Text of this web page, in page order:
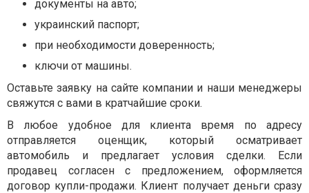
документы на авто;
украинский паспорт;
при необходимости доверенность;
ключи от машины.
Оставьте заявку на сайте компании и наши менеджеры
свяжутся с вами в кратчайшие сроки.
В любое удобное для клиента время по адресу
отправляется оценщик, который осматривает
автомобиль и предлагает условия сделки. Если
продавец согласен с предложением, оформляется
договор купли-продажи. Клиент получает деньги сразу